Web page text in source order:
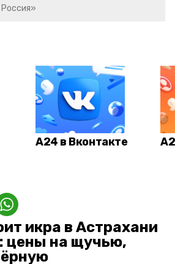
А24 в Вконтакте
икра в Астрахани
цены на щучью,